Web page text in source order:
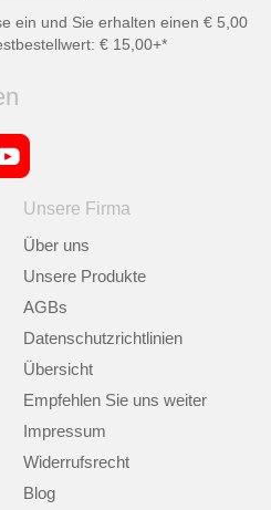
ein und Sie erhalten einen € 5,00
€ 15,00+*
Unsere Firma
Über uns
Unsere Produkte
AGBs
Datenschutzrichtlinien
Übersicht
Empfehlen Sie uns weiter
Impressum
Widerrufsrecht
Blog